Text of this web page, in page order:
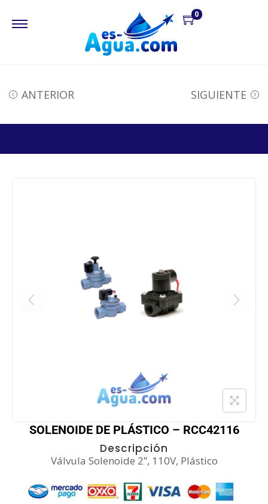
0
ANTERIOR SIGUIENTE
SOLENOIDE DE PLÁSTICO – RCC42116
Descripción
Válvula Solenoide 2”, 110V, Plástico